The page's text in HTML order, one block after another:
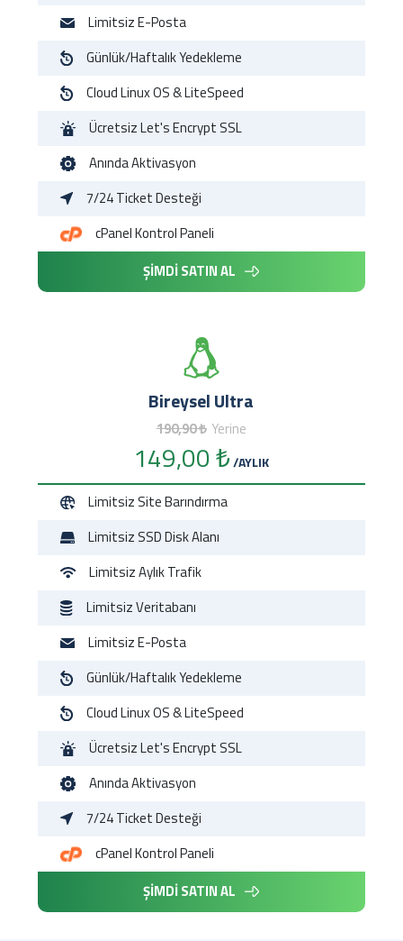
LimitsizE-Posta
Günlük/HaftalıkYedekleme
CloudLinux OS & LiteSpeed
ÜcretsizLet's Encrypt SSL
AnındaAktivasyon
7/24Ticket Desteği
cPanelKontrol Paneli
ŞİMDİ SATIN AL
Bireysel Ultra
190,90 ₺ Yerine
149,00 ₺/AYLIK
Limitsiz Site Barındırma
Limitsiz SSD Disk Alanı
LimitsizAylık Trafik
LimitsizVeritabanı
LimitsizE-Posta
Günlük/HaftalıkYedekleme
CloudLinux OS & LiteSpeed
ÜcretsizLet's Encrypt SSL
AnındaAktivasyon
7/24Ticket Desteği
cPanelKontrol Paneli
ŞİMDİ SATIN AL